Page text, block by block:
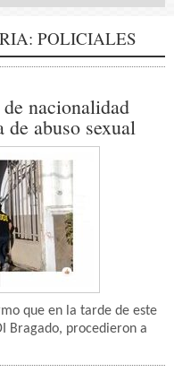
POLICIALES
nacionalidad
de abuso sexual
que en la tarde de este
Bragado, procedieron a